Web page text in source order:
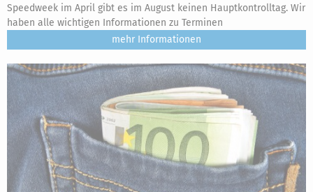
Speedweek im April gibt es im August keinen Hauptkontrolltag. Wir
haben alle wichtigen Informationen zu Terminen
mehr